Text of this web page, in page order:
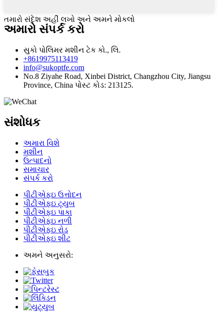
તમારો સંદેશ અહીં લખો અને અમને મોકલો
અમારો સંપર્ક કરો
સુકો પોલિમર મશીન ટેક કો., લિ.
+8619975113419
info@sukoptfe.com
No.8 Ziyahe Road, Xinbei District, Changzhou City, Jiangsu
Province, China પોસ્ટ કોડ: 213125.
સંશોધક
અમારા વિશે
મશીન
ઉત્પાદનો
સમાચાર
સંપર્ક કરો
પીટીએફઇ ઉત્તોદન
પીટીએફઇ ટ્યુબ
પીટીએફઇ પાકા
પીટીએફઇ નળી
પીટીએફઇ રોડ
પીટીએફઇ શીટ
અમને અનુસરો: